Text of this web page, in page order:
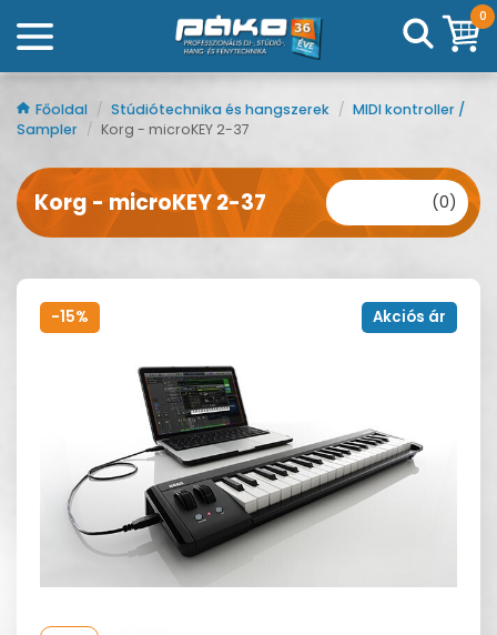
0
Főoldal / Stúdiótechnika és hangszerek / MIDI kontroller /
Sampler / Korg - microKEY 2-37
Korg - microKEY 2-37 (0)
-15% Akciós ár